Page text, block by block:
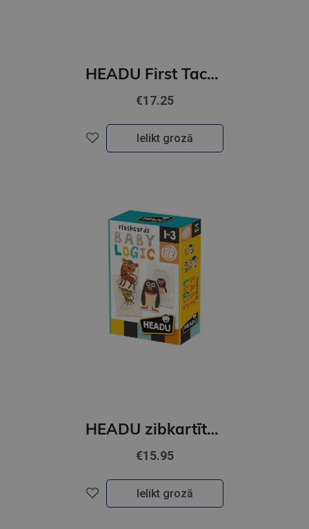
HEADU First Tactile Animal Puzzles
€17.25
Ielikt grozā
HEADU zibkartītes Bērnu loģika
€15.95
Ielikt grozā